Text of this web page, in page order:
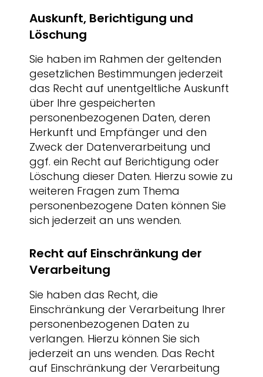
Auskunft, Berichtigung und
Löschung
Sie haben im Rahmen der geltenden
gesetzlichen Bestimmungen jederzeit
das Recht auf unentgeltliche Auskunft
über Ihre gespeicherten
personenbezogenen Daten, deren
Herkunft und Empfänger und den
Zweck der Datenverarbeitung und
ggf. ein Recht auf Berichtigung oder
Löschung dieser Daten. Hierzu sowie zu
weiteren Fragen zum Thema
personenbezogene Daten können Sie
sich jederzeit an uns wenden.
Recht auf Einschränkung der
Verarbeitung
Sie haben das Recht, die
Einschränkung der Verarbeitung Ihrer
personenbezogenen Daten zu
verlangen. Hierzu können Sie sich
jederzeit an uns wenden. Das Recht
auf Einschränkung der Verarbeitung